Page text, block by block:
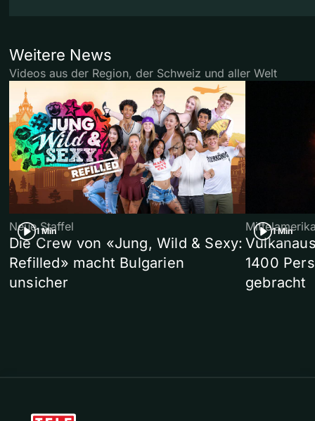
Weitere News
Videos aus der Region, der Schweiz und aller Welt
1 Min
Neue Staffel
Die Crew von «Jung, Wild & Sexy:
Refilled» macht Bulgarien
unsicher
1 Min
1400
gebracht